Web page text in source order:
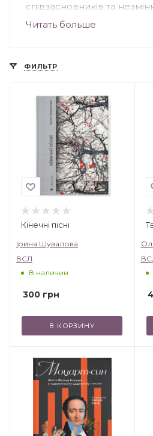
співзасновників та
редактором є Мар'яна
текстів та чудово
Високі тиражі
популярність та стрімкий
літературного
бере активну участь у
проектах, благодійних
підтримку громадським
Читать больше
ФИЛЬТР
Кінечні пісні
Ірина Шувалова
ВСЛ
В наличии
300 грн
В КОРЗИНУ